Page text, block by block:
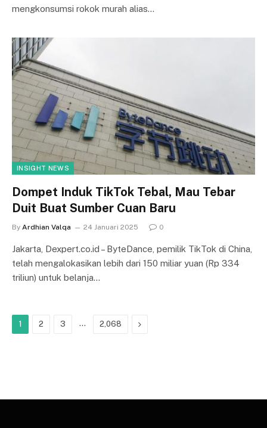
mengkonsumsi rokok murah alias…
INSIGHT NEWS
Dompet Induk TikTok Tebal, Mau Tebar
Duit Buat Sumber Cuan Baru
By Ardhian Valqa 24 Januari 2025 0
Jakarta, Dexpert.co.id – ByteDance, pemilik TikTok di China,
telah mengalokasikan lebih dari 150 miliar yuan (Rp 334
triliun) untuk belanja…
1 2 3 … 2,068 Next